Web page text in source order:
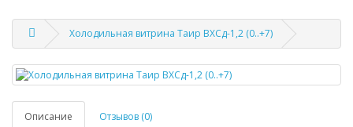
Холодильная витрина Таир ВХСд-1,2 (0..+7)
Описание Отзывов (0)